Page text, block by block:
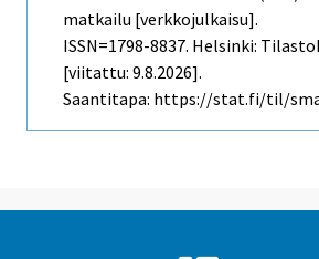
matkailu [verkkojulkaisu].
ISSN=1798-8837. Helsinki:
[viitattu: 9.8.2026].
Saantitapa: https://stat.fi/til/